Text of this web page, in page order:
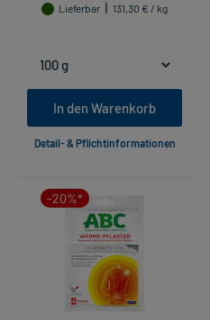
Lieferbar
131,30 € / kg
In den Warenkorb
Detail- & Pflichtinformationen
-20%*